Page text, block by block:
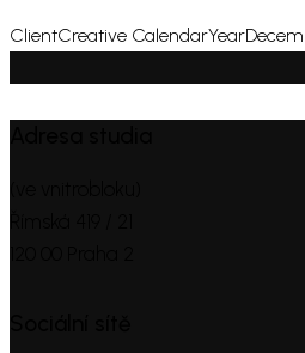
ClientCreative CalendarYear